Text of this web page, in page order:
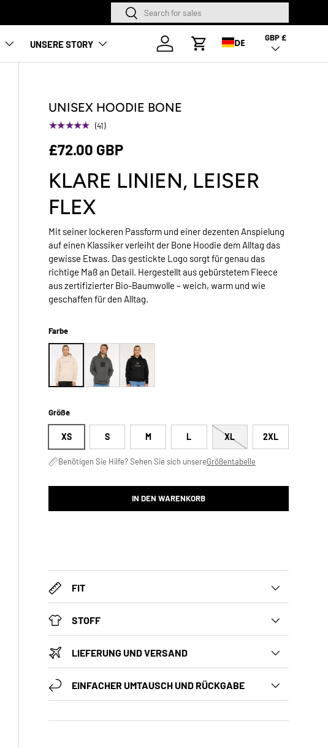
SuchenSuchen
UNSERE STORY
Anmelden
Warenkorb
Land/Region
GBP £
DE
UNISEX HOODIE BONE
★★★★★ (41)
£72.00 GBP
KLARE LINIEN, LEISER
FLEX
Mit seiner lockeren Passform und einer dezenten Anspielung
auf einen Klassiker verleiht der Bone Hoodie dem Alltag das
gewisse Etwas. Das gestickte Logo sorgt für genau das
richtige Maß an Detail. Hergestellt aus gebürstetem Fleece
aus zertifizierter Bio-Baumwolle – weich, warm und wie
geschaffen für den Alltag.
Farbe
Größe
XS S M L XL 2XL
Benötigen Sie Hilfe? Sehen Sie sich unsereGrößentabelle
IN DEN WARENKORB
FIT
STOFF
LIEFERUNG UND VERSAND
EINFACHER UMTAUSCH UND RÜCKGABE